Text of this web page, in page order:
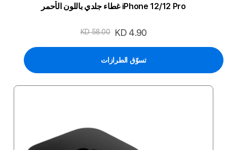
iPhone 12/12 Pro غطاء جلدي باللون الأحمر
السعر
KD 4.90
KD 58.00
تسوّق الطرازات